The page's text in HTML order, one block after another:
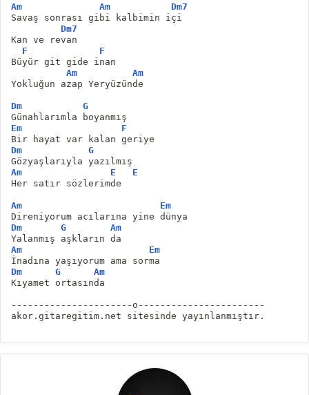
Am Am
Dm7
Savaş sonrası gibi kalbimin içi
Dm7
Kan ve revan
F
F
Büyür git gide inan
Am
Am
Yokluğun azap Yeryüzünde
Dm
G
Günahlarımla boyanmış
Em
F
Bir hayat var kalan geriye
Dm
G
Gözyaşlarıyla yazılmış
Am
E
E
Her satır sözlerimde
Am
Em
Direniyorum acılarına yine dünya
Dm
G
Am
Yalanmış aşkların da
Am
Em
İnadına yaşıyorum ama sorma
Dm
G
Am
Kıyamet ortasında
----------------------o-----------------------
akor.gitaregitim.net sitesinde yayınlanmıştır.